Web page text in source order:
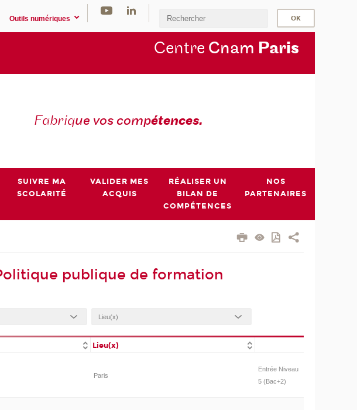
Outils numériques
Centre Cnam Paris
Fabrique vos compétences.
SUIVRE MA
SCOLARITÉ
VALIDER MES
ACQUIS
RÉALISER UN
BILAN DE
COMPÉTENCES
NOS
PARTENAIRES
publique de formation
Lieu(x)
Paris
Entrée Niveau
5 (Bac+2)